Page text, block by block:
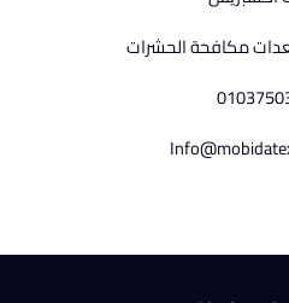
مكافحة الحشرات